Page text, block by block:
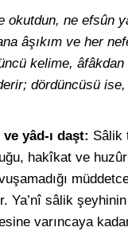
okutdun, ne efsûn
âşıkım ve her
kelime, âfâkdan
dördüncüsü
ve yâd-ı daşt: Sâlik
hakîkat ve
Ya’nî sâlik
varıncaya